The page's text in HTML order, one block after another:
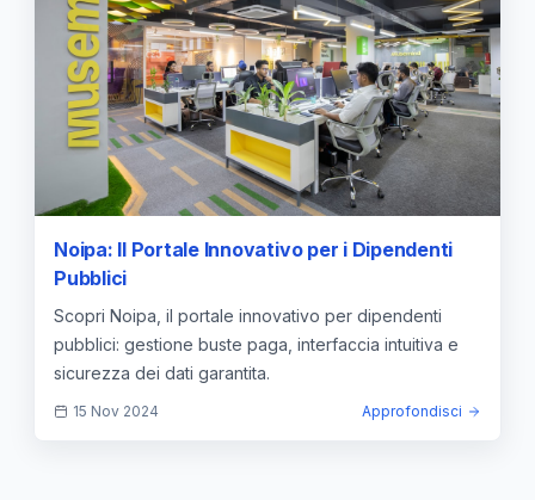
Noipa: Il Portale Innovativo per i Dipendenti
Pubblici
Scopri Noipa, il portale innovativo per dipendenti
pubblici: gestione buste paga, interfaccia intuitiva e
sicurezza dei dati garantita.
15 Nov 2024 Approfondisci